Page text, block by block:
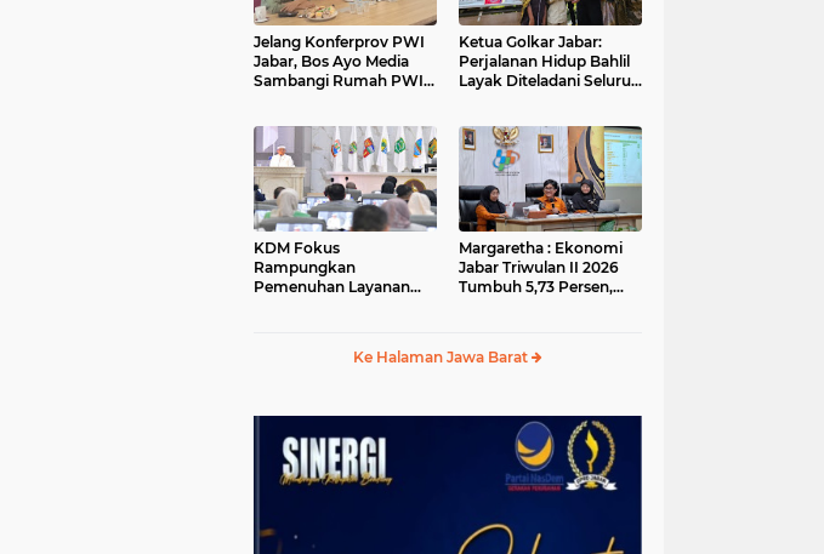
Jelang Konferprov PWI
Jabar, Bos Ayo Media
Sambangi Rumah PWI
Ketua Golkar Jabar:
Perjalanan Hidup Bahlil
Layak Diteladani Seluruh
KDM Fokus
Rampungkan
Pemenuhan Layanan
Margaretha : Ekonomi
Jabar Triwulan II 2026
Tumbuh 5,73 Persen,
Ke Halaman Jawa Barat